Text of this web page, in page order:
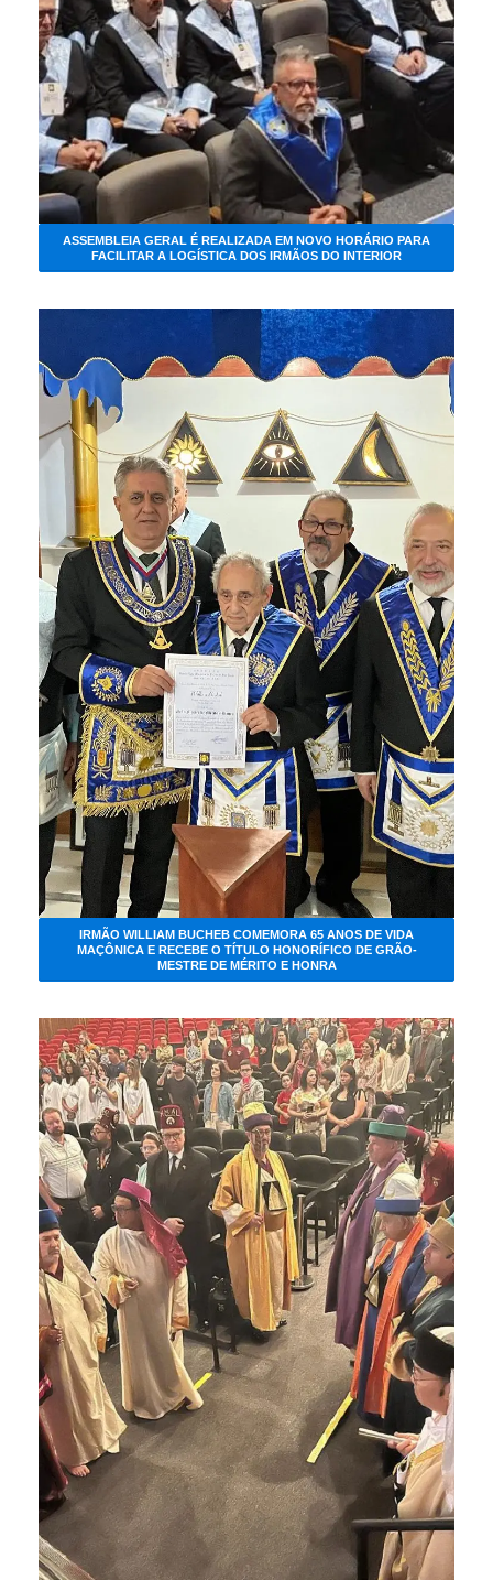
ASSEMBLEIA GERAL É REALIZADA EM NOVO HORÁRIO PARA
FACILITAR A LOGÍSTICA DOS IRMÃOS DO INTERIOR
IRMÃO WILLIAM BUCHEB COMEMORA 65 ANOS DE VIDA
MAÇÔNICA E RECEBE O TÍTULO HONORÍFICO DE GRÃO-
MESTRE DE MÉRITO E HONRA